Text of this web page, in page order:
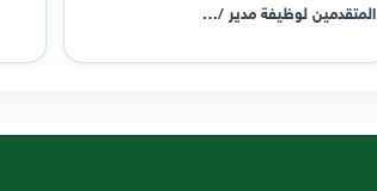
المتقدمين لوظيفة مدير /…